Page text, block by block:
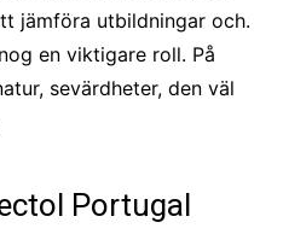
jämföra utbildningar och.
en viktigare roll. På
sevärdheter, den väl
Portugal